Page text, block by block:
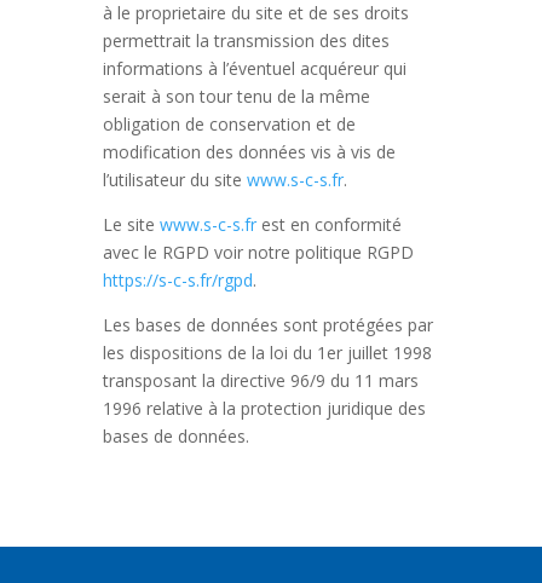
à le proprietaire du site et de ses droits
permettrait la transmission des dites
informations à l’éventuel acquéreur qui
serait à son tour tenu de la même
obligation de conservation et de
modification des données vis à vis de
l’utilisateur du site www.s-c-s.fr.
Le site www.s-c-s.frest en conformité
avec le RGPD voir notre politique RGPD
https://s-c-s.fr/rgpd.
Les bases de données sont protégées par
les dispositions de la loi du 1er juillet 1998
transposant la directive 96/9 du 11 mars
1996 relative à la protection juridique des
bases de données.